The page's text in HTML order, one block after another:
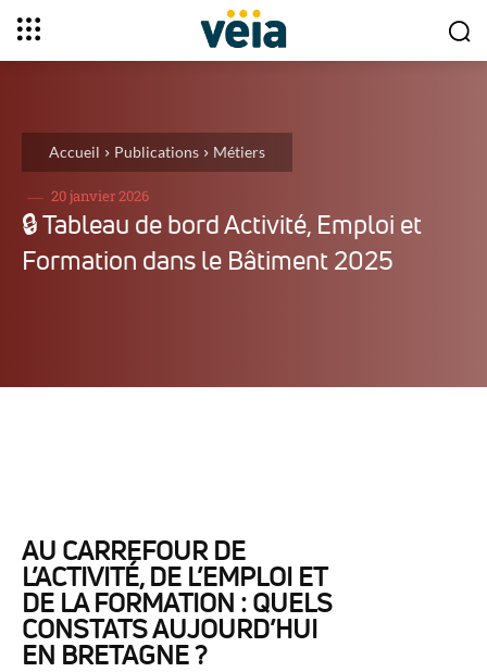
Accueil Publications Métiers
20 janvier 2026
🔒︎ Tableau de bord Activité, Emploi et
Formation dans le Bâtiment 2025
AU CARREFOUR DE
L’ACTIVITÉ, DE L’EMPLOI ET
DE LA FORMATION : QUELS
CONSTATS AUJOURD’HUI
EN BRETAGNE ?